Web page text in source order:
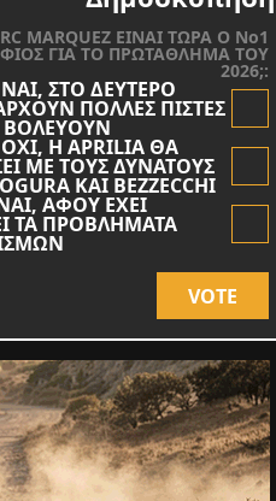
MARQUEZ ΕΙΝΑΙ ΤΩΡΑ Ο Νο1
ΓΙΑ ΤΟ ΠΡΩΤΑΘΛΗΜΑ ΤΟΥ
2026;:
ΣΤΟ ΔΕΥΤΕΡΟ
ΠΟΛΛΕΣ ΠΙΣΤΕΣ
Η APRILIA ΘΑ
ΜΕ ΤΟΥΣ ΔΥΝΑΤΟΥΣ
KAI BEZZECCHI
ΑΦΟΥ ΕΧΕΙ
ΤΑ ΠΡΟΒΛΗΜΑΤΑ
VOTE